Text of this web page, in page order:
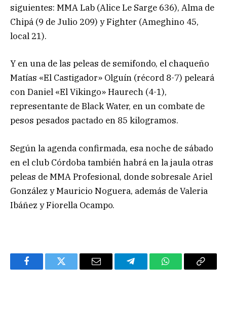
siguientes: MMA Lab (Alice Le Sarge 636), Alma de
Chipá (9 de Julio 209) y Fighter (Ameghino 45,
local 21).
Y en una de las peleas de semifondo, el chaqueño
Matías «El Castigador» Olguín (récord 8-7) peleará
con Daniel «El Vikingo» Haurech (4-1),
representante de Black Water, en un combate de
pesos pesados pactado en 85 kilogramos.
Según la agenda confirmada, esa noche de sábado
en el club Córdoba también habrá en la jaula otras
peleas de MMA Profesional, donde sobresale Ariel
González y Mauricio Noguera, además de Valeria
Ibáñez y Fiorella Ocampo.
FacebookTwitter Email TelegramWhatsAppCopy